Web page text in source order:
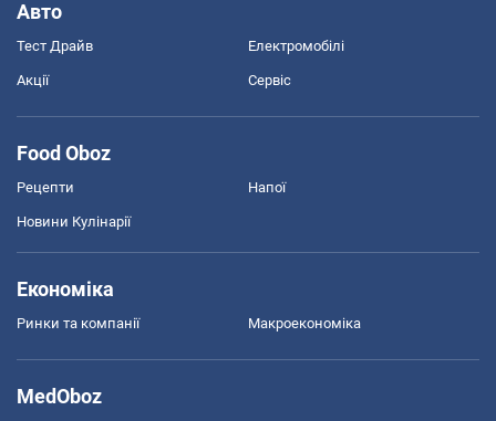
Авто
Тест Драйв Електромобілі
Акції Сервіс
Food Oboz
Рецепти Напої
Новини Кулінарії
Економіка
Ринки та компанії Макроекономіка
MedOboz